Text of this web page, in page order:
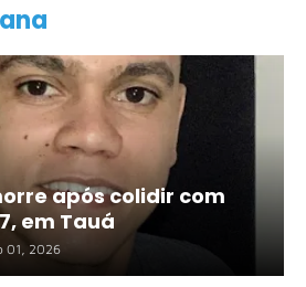
após colidir com
em Tauá
01, 2026